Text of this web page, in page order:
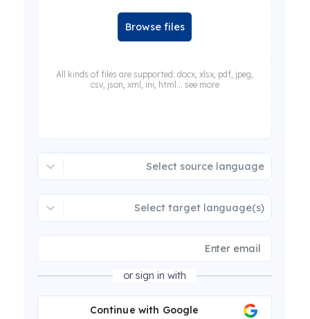
Browse files
All kinds of files are supported: docx, xlsx, pdf, jpeg,
csv, json, xml, ini, html... see more
Select source language
Select target language(s)
or sign in with
Continue with Google